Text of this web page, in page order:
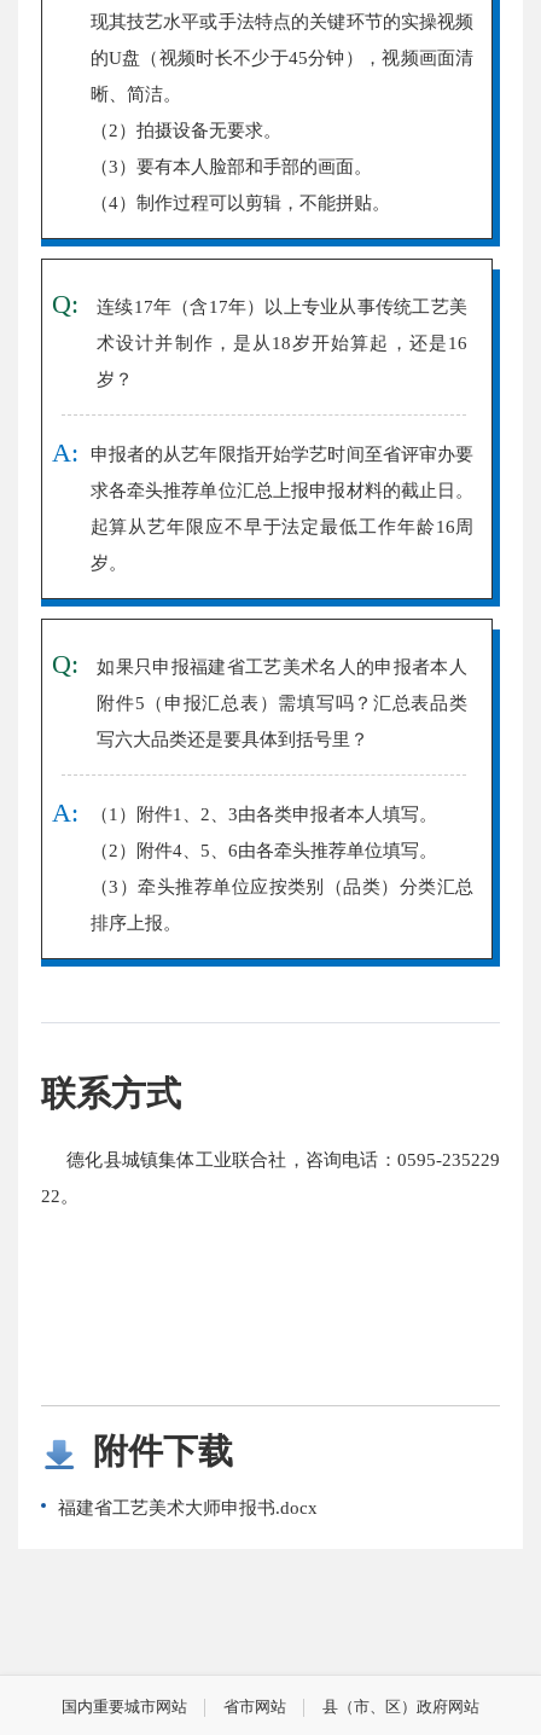
现其技艺水平或手法特点的关键环节的实操视频
的U盘（视频时长不少于45分钟），视频画面清
晰、简洁。
（2）拍摄设备无要求。
（3）要有本人脸部和手部的画面。
（4）制作过程可以剪辑，不能拼贴。
Q:
连续17年（含17年）以上专业从事传统工艺美
术设计并制作，是从18岁开始算起，还是16
岁？
A:
申报者的从艺年限指开始学艺时间至省评审办要
求各牵头推荐单位汇总上报申报材料的截止日。
起算从艺年限应不早于法定最低工作年龄16周
岁。
Q:
如果只申报福建省工艺美术名人的申报者本人
附件5（申报汇总表）需填写吗？汇总表品类
写六大品类还是要具体到括号里？
A:
（1）附件1、2、3由各类申报者本人填写。
（2）附件4、5、6由各牵头推荐单位填写。
（3）牵头推荐单位应按类别（品类）分类汇总
排序上报。
联系方式
德化县城镇集体工业联合社，咨询电话：0595-235229
22。
附件下载
福建省工艺美术大师申报书.docx
国内重要城市网站 省市网站 县（市、区）政府网站